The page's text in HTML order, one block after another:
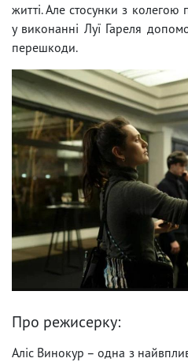
житті. Але стосунки з
у виконанні Луї Гареля
перешкоди.
Про режисерку:
Аліс Винокур – одна з